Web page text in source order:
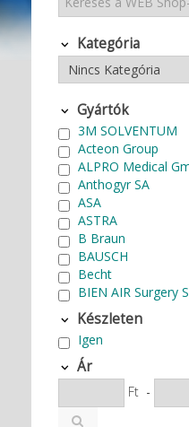
Kategória
Gyártók
3M SOLVENTUM
Acteon Group
ALPRO Medical
Anthogyr SA
ASA
ASTRA
B Braun
BAUSCH
Becht
BIEN AIR Surgery
Bode Chemie
Cardex
Carlo de Giorgi srl
CATTANI SpA
CAVEX
Cefla S.C.
CEMM Dental High
Készleten
Igen
Ár
Ft -